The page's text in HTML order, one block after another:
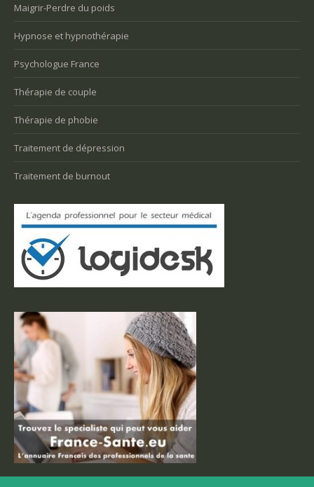
Maigrir-Perdre du poids
Hypnose et hypnothérapie
Psychologue France
Thérapie de couple
Thérapie de phobie
Traitement de dépression
Traitement de burnout